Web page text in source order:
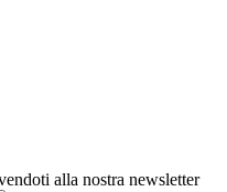
alla nostra newsletter